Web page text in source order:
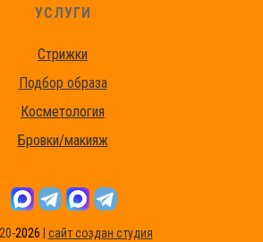
УСЛУГИ
2026
сайт создан студия
Стрижки
Подбор образа
Косметология
Бровки/макияж